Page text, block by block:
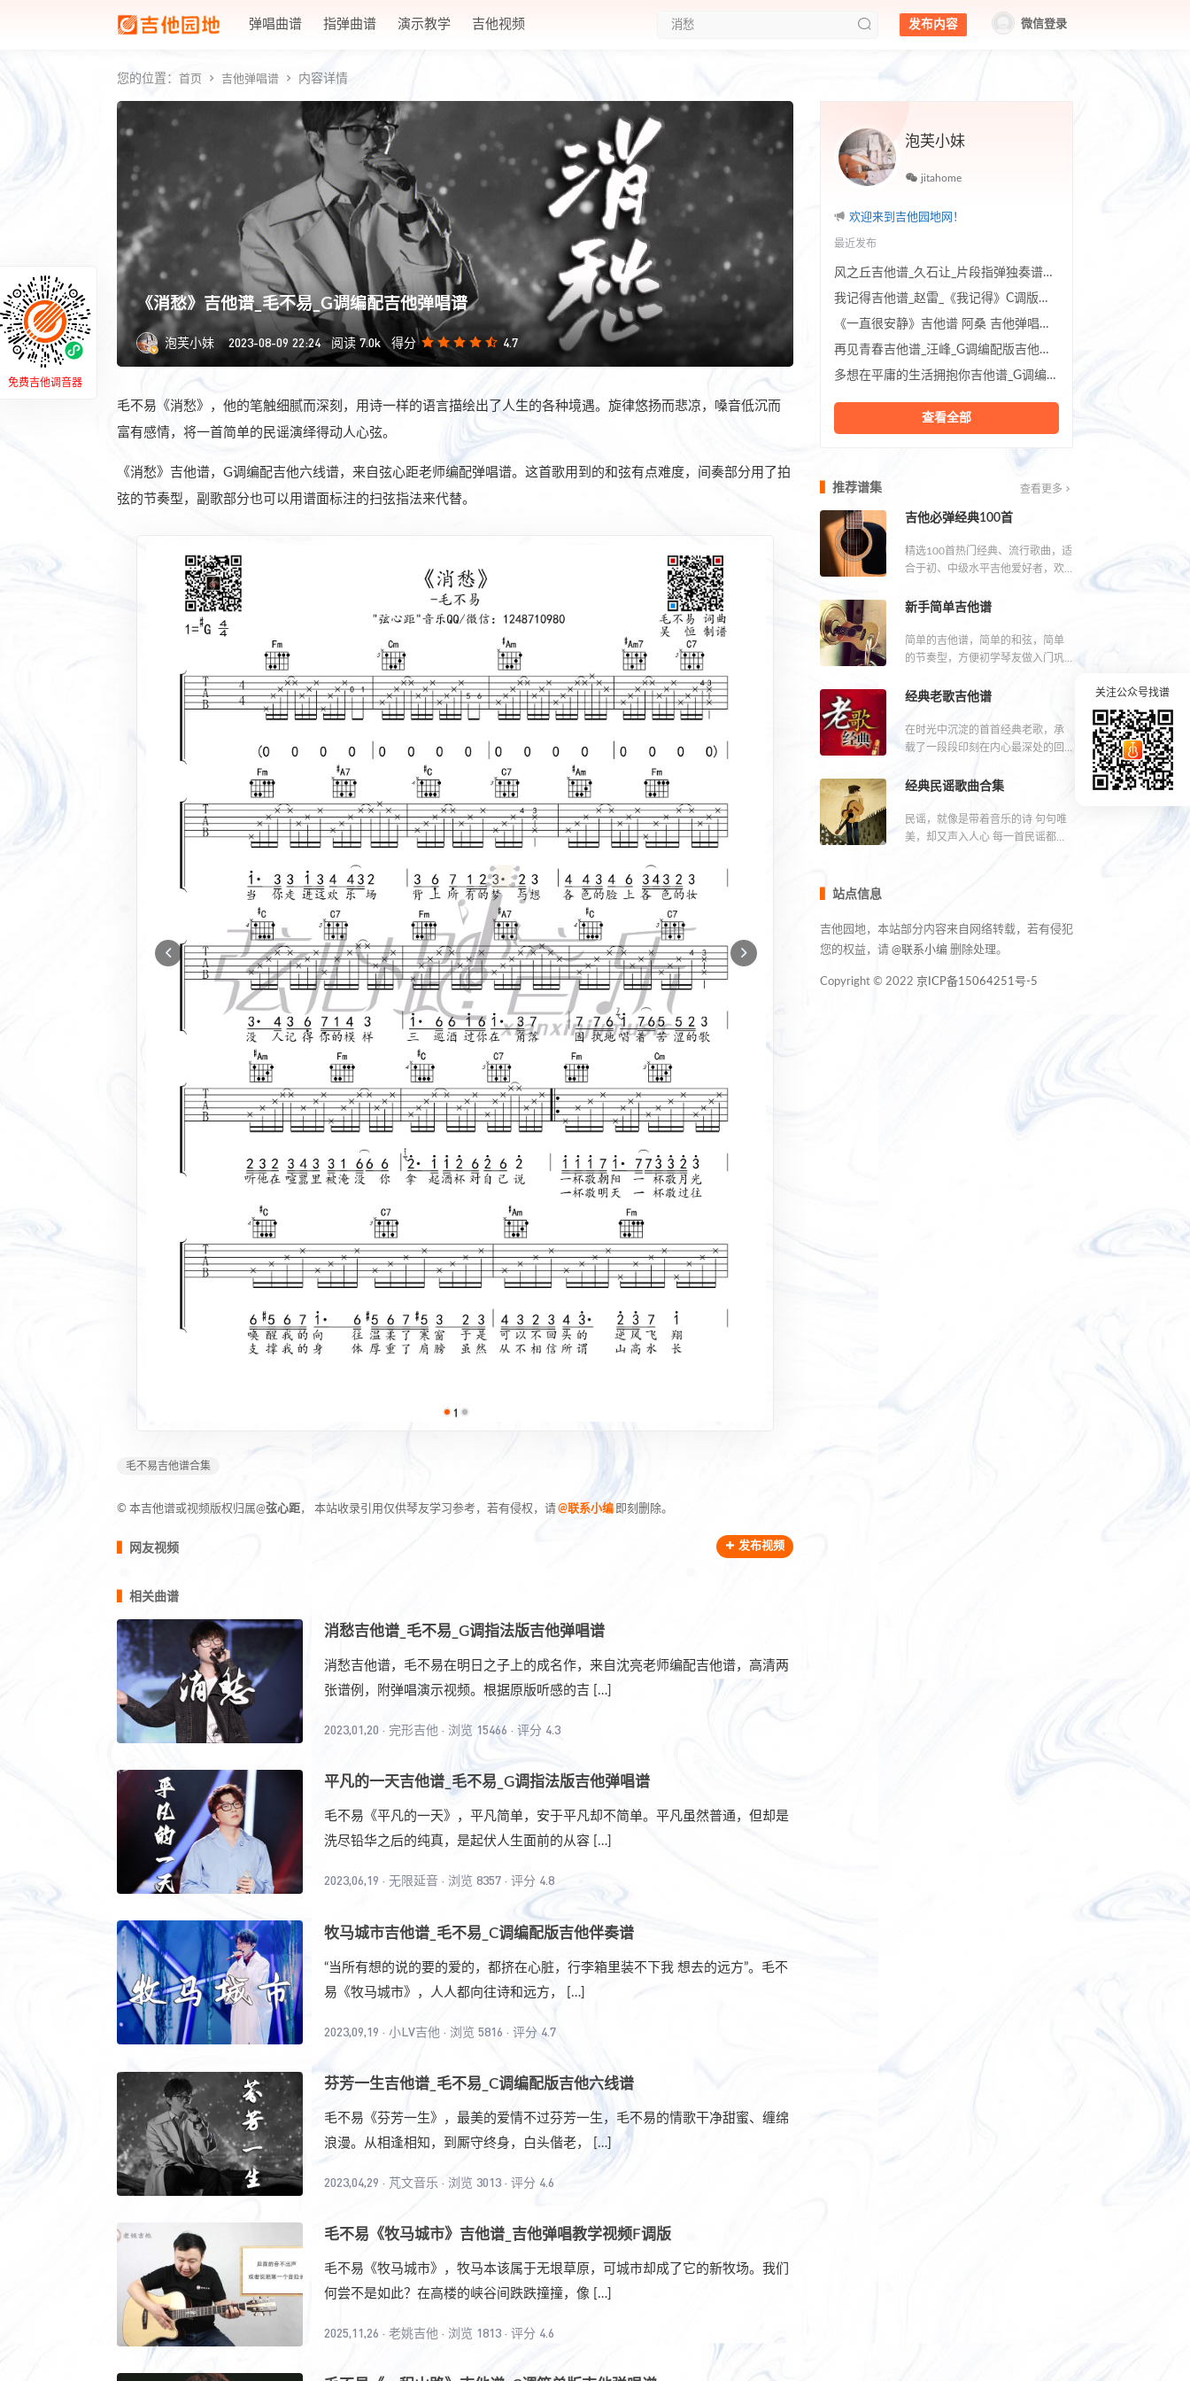
弹唱曲谱 指弹曲谱 演示教学 吉他视频 微信登录
发布内容
您的位置： 首页 吉他弹唱谱 内容详情
《消愁》吉他谱_毛不易_G调编配吉他弹唱谱
泡芙小妹 2023-08-09 22:24 阅读 7.0k 得分 4.7
毛不易《消愁》，他的笔触细腻而深刻，用诗一样的语言描绘出了人生的各种境遇。旋律悠扬而悲凉，嗓音低沉而
富有感情，将一首简单的民谣演绎得动人心弦。
《消愁》吉他谱，G调编配吉他六线谱，来自弦心距老师编配弹唱谱。这首歌用到的和弦有点难度，间奏部分用了拍
弦的节奏型，副歌部分也可以用谱面标注的扫弦指法来代替。
毛不易吉他谱合集
© 本吉他谱或视频版权归属@弦心距， 本站收录引用仅供琴友学习参考，若有侵权，请@联系小编 即刻删除。
网友视频 发布视频
相关曲谱
消愁吉他谱_毛不易_G调指法版吉他弹唱谱
消愁吉他谱，毛不易在明日之子上的成名作，来自沈亮老师编配吉他谱，高清两
张谱例，附弹唱演示视频。根据原版听感的吉 […]
2023,01,20 · 完形吉他 · 浏览 15466 · 评分 4.3
平凡的一天吉他谱_毛不易_G调指法版吉他弹唱谱
毛不易《平凡的一天》，平凡简单，安于平凡却不简单。平凡虽然普通，但却是
洗尽铅华之后的纯真，是起伏人生面前的从容 […]
2023,06,19 · 无限延音 · 浏览 8357 · 评分 4.8
牧马城市吉他谱_毛不易_C调编配版吉他伴奏谱
“当所有想的说的要的爱的，都挤在心脏，行李箱里装不下我 想去的远方”。毛不
易《牧马城市》，人人都向往诗和远方， […]
2023,09,19 · 小LV吉他 · 浏览 5816 · 评分 4.7
芬芳一生吉他谱_毛不易_C调编配版吉他六线谱
毛不易《芬芳一生》，最美的爱情不过芬芳一生，毛不易的情歌干净甜蜜、缠绵
浪漫。从相逢相知，到厮守终身，白头偕老， […]
2023,04,29 · 芃文音乐 · 浏览 3013 · 评分 4.6
毛不易《牧马城市》吉他谱_吉他弹唱教学视频F调版
毛不易《牧马城市》，牧马本该属于无垠草原，可城市却成了它的新牧场。我们
何尝不是如此？在高楼的峡谷间跌跌撞撞，像 […]
2025,11,26 · 老姚吉他 · 浏览 1813 · 评分 4.6
免费吉他调音器
泡芙小妹
jitahome
欢迎来到吉他园地网！
最近发布
风之丘吉他谱_久石让_片段指弹独奏谱附教程
我记得吉他谱_赵雷_《我记得》C调版吉他弹唱谱
《一直很安静》吉他谱 阿桑 吉他弹唱教学讲解
再见青春吉他谱_汪峰_G调编配版吉他伴奏谱
多想在平庸的生活拥抱你吉他谱_G调编配弹唱六线谱
查看全部
推荐谱集 查看更多
吉他必弹经典100首
精选100首热门经典、流行歌曲，适
合于初、中级水平吉他爱好者，欢
新手简单吉他谱
简单的吉他谱，简单的和弦，简单
的节奏型，方便初学琴友做入门巩
钥匙。
经典老歌吉他谱
在时光中沉淀的首首经典老歌，承
载了一段段印刻在内心最深处的回
光...
经典民谣歌曲合集
民谣，就像是带着音乐的诗 句句唯
美，却又声入人心 每一首民谣都是
站点信息
吉他园地，本站部分内容来自网络转载，若有侵犯
您的权益，请 @联系小编 删除处理。
Copyright © 2022 京ICP备15064251号-5
关注公众号找谱